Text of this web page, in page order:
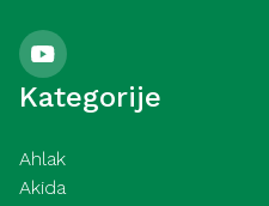
Kategorije
Ahlak
Akida